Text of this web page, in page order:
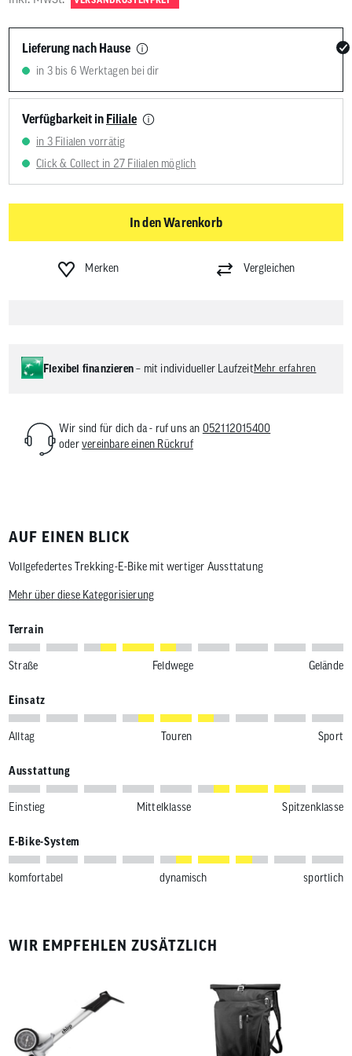
Lieferung nach Hause
in 3 bis 6 Werktagen bei dir
Verfügbarkeit in Filiale
in 3 Filialen vorrätig
Click & Collect in 27 Filialen möglich
In den Warenkorb
Merken Vergleichen
Flexibel finanzieren– mit individueller Laufzeit Mehr erfahren
Wir sind für dich da - ruf uns an 052112015400
odervereinbare einen Rückruf
AUF EINEN BLICK
Vollgefedertes Trekking-E-Bike mit wertiger Aussttatung
Mehr über diese Kategorisierung
Terrain
Straße Feldwege Gelände
Einsatz
Alltag Touren Sport
Ausstattung
Einstieg Mittelklasse Spitzenklasse
E-Bike-System
komfortabel dynamisch sportlich
WIR EMPFEHLEN ZUSÄTZLICH